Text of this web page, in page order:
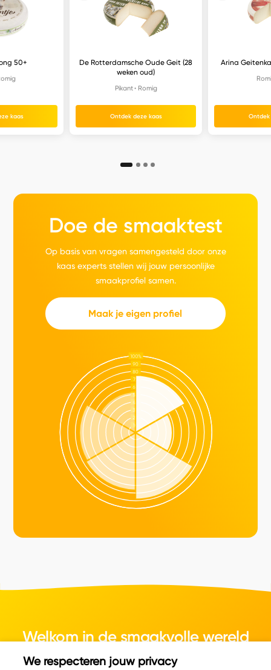
50+
kaas
De Rotterdamsche Oude Geit (28
weken oud)
Pikant Romig
Ontdek deze kaas
Arina
Ontdek
Doe de smaaktest
Op basis van vragen samengesteld door onze
kaas experts stellen wij jouw persoonlijke
smaakprofiel samen.
Maak je eigen profiel
Welkom in de smaakvolle wereld
van kaas.
We respecteren jouw privacy